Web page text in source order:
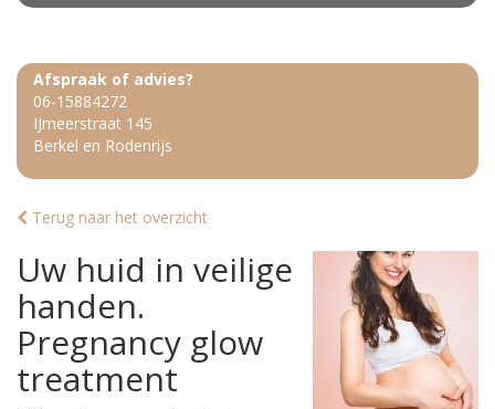
Afspraak of advies?
06-15884272
IJmeerstraat 145
Berkel en Rodenrijs
Terug naar het overzicht
Uw huid in veilige
handen.
Pregnancy glow
treatment